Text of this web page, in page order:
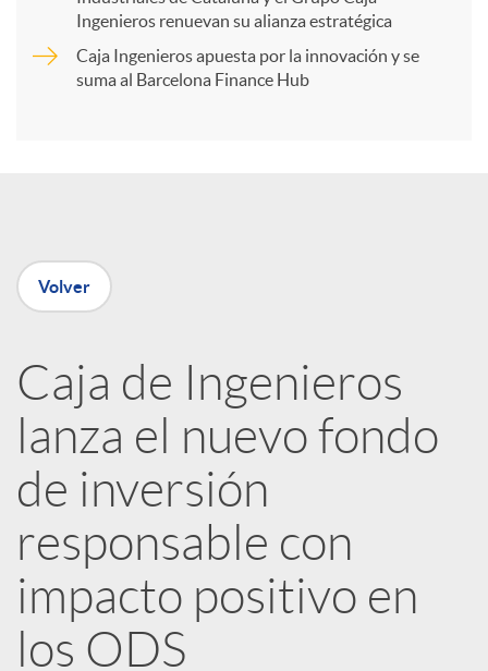
n
R
e
d
e
s
Ingenieros renuevan su alianza estratégica
Caja Ingenieros apuesta por la innovación y se
suma al Barcelona Finance Hub
Volver
Caja de Ingenieros
lanza el nuevo fondo
de inversión
responsable con
impacto positivo en
los ODS